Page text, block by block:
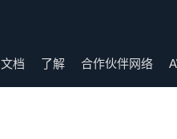
文档 了解 合作伙伴网络